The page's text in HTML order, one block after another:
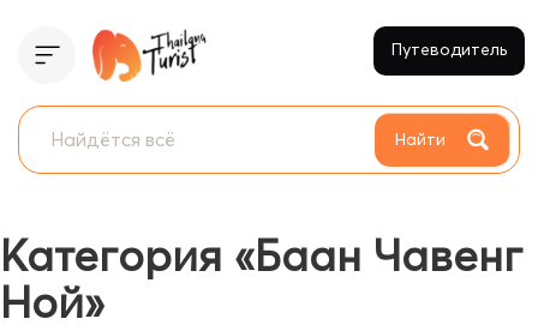
Найти
Путеводитель
Категория «Баан Чавенг
Ной»